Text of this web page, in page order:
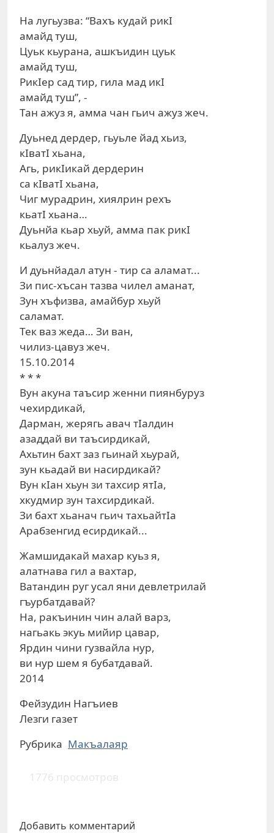
На лугьузва: “Вахъ кудай рикI
амайд туш,
Цуьк кьурана, ашкъидин цуьк
амайд туш,
РикIер сад тир, гила мад икI
амайд туш”, -
Тан ажуз я, амма чан гьич ажуз жеч.
Дуьнед дердер, гьуьле йад хьиз,
кIватI хьана,
Агь, рикIикай дердерин
са кIватI хьана,
Чиг мурадрин, хиялрин рехъ
кьатI хьана…
Дуьнйа кьар хьуй, амма пак рикI
кьалуз жеч.
И дуьнйадал атун - тир са аламат...
Зи пис-хъсан тазва чилел аманат,
Зун хъфизва, амайбур хьуй
саламат.
Тек ваз жеда… Зи ван,
чилиз-цавуз жеч.
15.10.2014
* * *
Вун акуна таъсир женни пиянбуруз
чехирдикай,
Дарман, жерягь авач тIалдин
азаддай ви таъсирдикай,
Ахьтин бахт заз гьинай хьурай,
зун кьадай ви насирдикай?
Вун кIан хьун зи тахсир ятIа,
хкудмир зун тахсирдикай.
Зи бахт хьанач гьич тахьайтIа
Арабзенгид есирдикай...
Жамшидакай махар куьз я,
алатнава гил а вахтар,
Ватандин руг усал яни девлетрилай
гъурбатдавай?
На, ракъинин чин алай варз,
нагьакь экуь мийир цавар,
Ярдин чини гузвайла нур,
ви нур шем я бубатдавай.
2014
Фейзудин Нагъиев
Лезги газет
Рубрика Макъалаяр
1776 просмотров
Добавить комментарий